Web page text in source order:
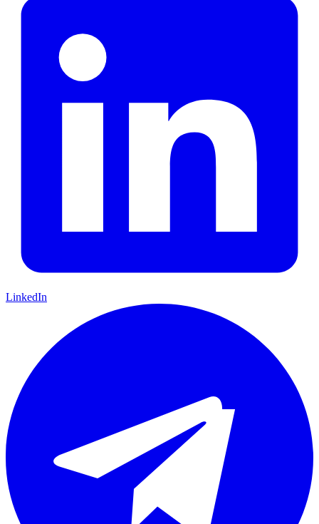
LinkedIn